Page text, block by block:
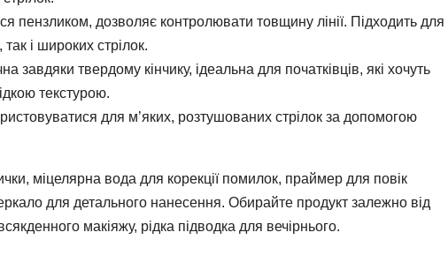
пензликом, дозволяє контролювати товщину лінії. Підходить для
і широких стрілок.
завдяки твердому кінчику, ідеальна для початківців, які хочуть
текстурою.
для м’яких, розтушованих стрілок за допомогою
міцелярна вода для корекції помилок, праймер для повік
для детального нанесення. Обирайте продукт залежно від
макіяжу, рідка підводка для вечірнього.